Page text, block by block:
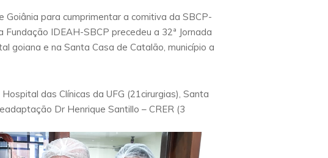
Goiânia para cumprimentar a comitiva da SBCP-
IDEAH-SBCP precedeu a 32ª Jornada
goiana e na Santa Casa de Catalão, município a
das Clínicas da UFG (21cirurgias), Santa
Dr Henrique Santillo – CRER (3